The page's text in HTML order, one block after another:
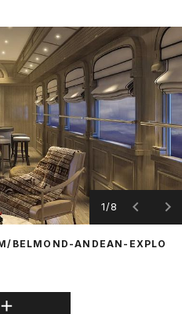
1/8
BELMOND-ANDEAN-EXPLO